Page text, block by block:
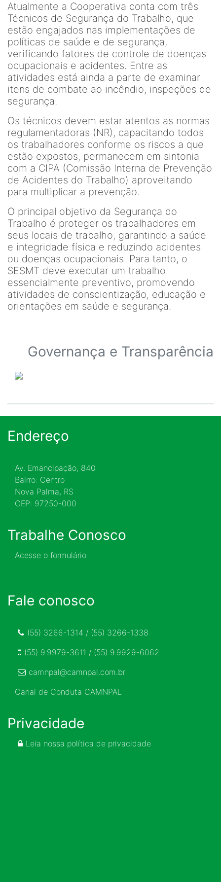
Atualmente a Cooperativa conta com três
Técnicos de Segurança do Trabalho, que
estão engajados nas implementações de
políticas de saúde e de segurança,
verificando fatores de controle de doenças
ocupacionais e acidentes. Entre as
atividades está ainda a parte de examinar
itens de combate ao incêndio, inspeções de
segurança.
Os técnicos devem estar atentos as normas
regulamentadoras (NR), capacitando todos
os trabalhadores conforme os riscos a que
estão expostos, permanecem em sintonia
com a CIPA (Comissão Interna de Prevenção
de Acidentes do Trabalho) aproveitando
para multiplicar a prevenção.
O principal objetivo da Segurança do
Trabalho é proteger os trabalhadores em
seus locais de trabalho, garantindo a saúde
e integridade física e reduzindo acidentes
ou doenças ocupacionais. Para tanto, o
SESMT deve executar um trabalho
essencialmente preventivo, promovendo
atividades de conscientização, educação e
orientações em saúde e segurança.
Governança e Transparência
Endereço
Av. Emancipação, 840
Bairro: Centro
Nova Palma, RS
CEP: 97250-000
Trabalhe Conosco
Acesse o formulário
Fale conosco
(55) 3266-1314 / (55) 3266-1338
(55) 9.9979-3611 / (55) 9.9929-6062
camnpal@camnpal.com.br
Canal de Conduta CAMNPAL
Privacidade
Leia nossa política de privacidade